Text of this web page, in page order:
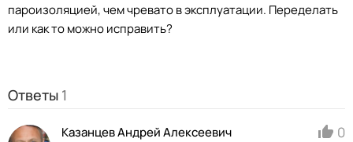
пароизоляцией, чем чревато в эксплуатации. Переделать
или как то можно исправить?
Ответы 1
Казанцев Андрей Алексеевич
0